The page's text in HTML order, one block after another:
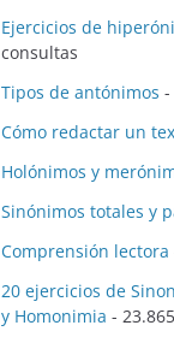
Ejercicios de
consultas
Tipos de antónimos -
Cómo redactar un
Holónimos y
Sinónimos totales y
Comprensión lectora
20 ejercicios de
y Homonimia -